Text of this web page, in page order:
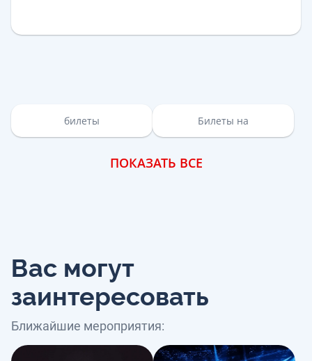
билеты Билеты на
ПОКАЗАТЬ ВСЕ
Вас могут
заинтересовать
Ближайшие мероприятия: